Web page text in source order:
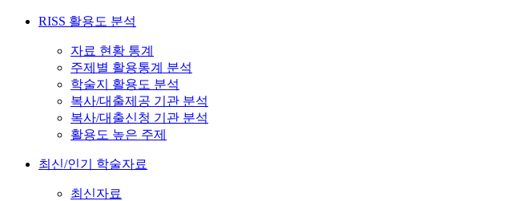
RISS 활용도 분석
자료 현황 통계
주제별 활용통계 분석
학술지 활용도 분석
복사/대출제공 기관 분석
복사/대출신청 기관 분석
활용도 높은 주제
최신/인기 학술자료
최신자료